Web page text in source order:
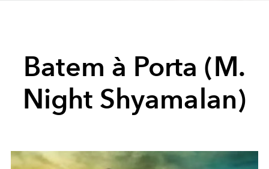
Batem à Porta (M.
Night Shyamalan)